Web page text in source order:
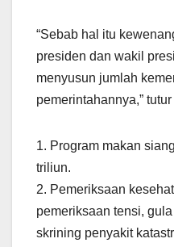
“Sebab hal itu
presiden dan wakil
menyusun jumlah
pemerintahannya,”
1. Program makan
triliun.
2. Pemeriksaan
pemeriksaan tensi,
skrining penyakit